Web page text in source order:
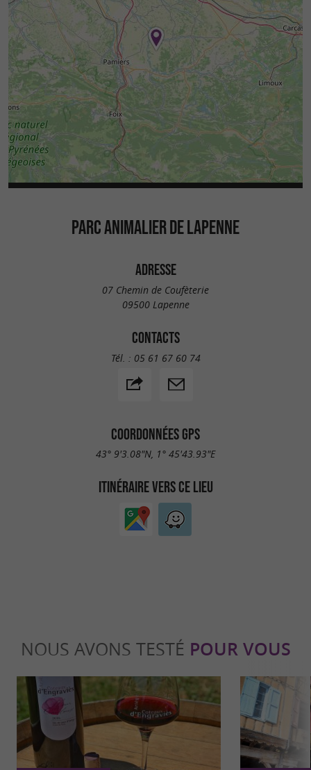
PARC ANIMALIER DE LAPENNE
ADRESSE
07 Chemin de Coufèterie
09500 Lapenne
CONTACTS
Tél. : 05 61 67 60 74
COORDONNÉES GPS
43° 9'3.08"N, 1° 45'43.93"E
ITINÉRAIRE VERS CE LIEU
NOUS AVONS TESTÉ POUR VOUS